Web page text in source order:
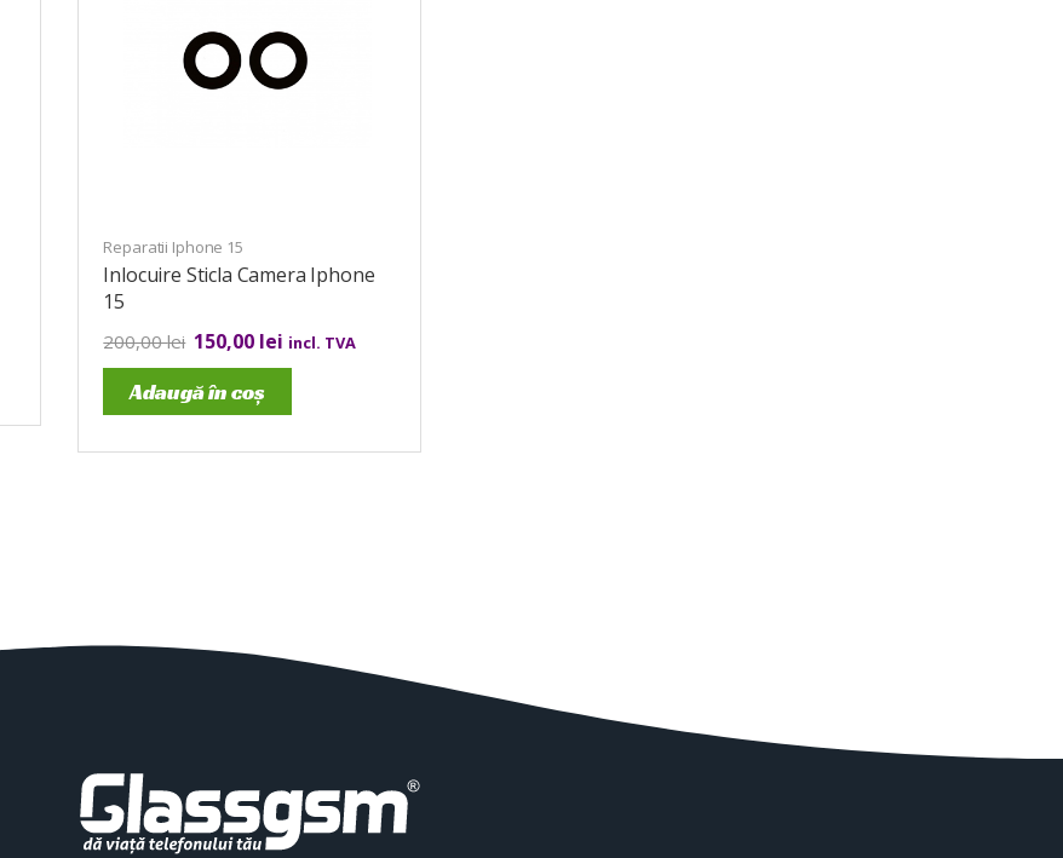
Reparatii Iphone 15
Inlocuire Sticla Camera Iphone
15
200,00lei 150,00 lei incl. TVA
Adaugă în coș